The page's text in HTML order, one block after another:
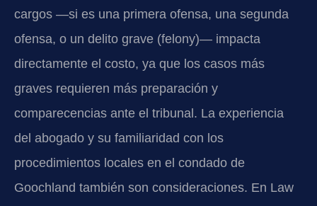
cargos —si es una primera ofensa, una segunda
ofensa, o un delito grave (felony)— impacta
directamente el costo, ya que los casos más
graves requieren más preparación y
comparecencias ante el tribunal. La experiencia
del abogado y su familiaridad con los
procedimientos locales en el condado de
Goochland también son consideraciones. En Law